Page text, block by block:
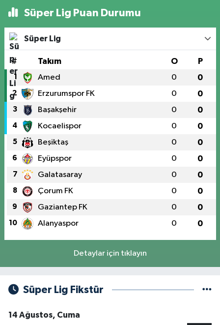
Süper Lig Puan Durumu
Süper Lig
# Takım O P
1 Amed 0 0
2 Erzurumspor FK 0 0
3 Başakşehir 0 0
4 Kocaelispor 0 0
5 Beşiktaş 0 0
6 Eyüpspor 0 0
7 Galatasaray 0 0
8 Çorum FK 0 0
9 Gaziantep FK 0 0
10 Alanyaspor 0 0
Detaylar için tıklayın
Süper Lig Fikstür
14 Ağustos, Cuma